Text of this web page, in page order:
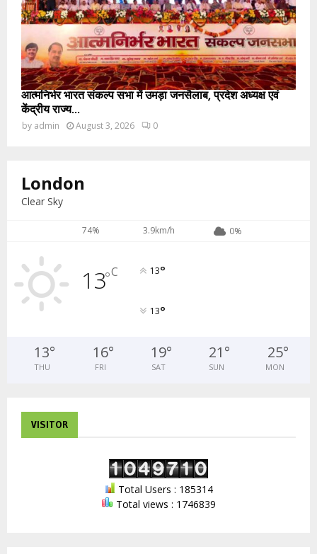
आत्मनिर्भर भारत संकल्प सभा में उमड़ा जनसैलाब, प्रदेश अध्यक्ष एवं
केंद्रीय राज्य...
by admin August 3, 2026 0
London
Clear Sky
74% 3.9km/h 0%
13°C 13°
13°
13°
THU
16°
FRI
19°
SAT
21°
SUN
25°
MON
VISITOR
Total Users : 185314
Total views : 1746839